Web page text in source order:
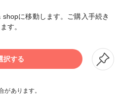
に移動します。ご購入手続き
す。
択する
あります。